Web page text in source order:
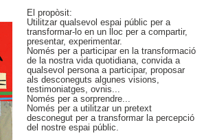
El propòsit:
Utilitzar qualsevol espai públic per a
transformar-lo en un lloc per a compartir,
presentar, experimentar.
Només per a participar en la transformació
de la nostra vida quotidiana, convida a
qualsevol persona a participar, proposar
als desconeguts algunes visions,
testimoniatges, ovnis...
Només per a sorprendre...
Només per a utilitzar un pretext
desconegut per a transformar la percepció
del nostre espai públic.